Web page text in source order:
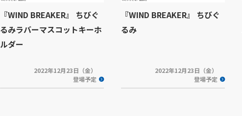
『WIND BREAKER』 ちびぐ
るみラバーマスコットキーホ
ルダー
2022年12月23日（金）
登場予定
『WIND BREAKER』 ちびぐ
るみ
2022年12月23日（金）
登場予定